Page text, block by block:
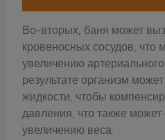
Во-вторых, баня может
кровеносных сосудов, что
увеличению
результате организм
жидкости, чтобы
давления, что также может
увеличению веса.